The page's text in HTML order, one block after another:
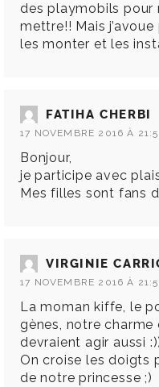
des playmobils pour
mettre!! Mais
les monter et les
FATIHA CHERBI
17 NOVEMBRE 2016 À
Bonjour,
je participe avec
Mes filles sont fans
VIRGINIE
17 NOVEMBRE 2016 À
La moman kiffe, le
gènes, notre charme
devraient agir aussi
On croise les doigts
de notre princesse ;)